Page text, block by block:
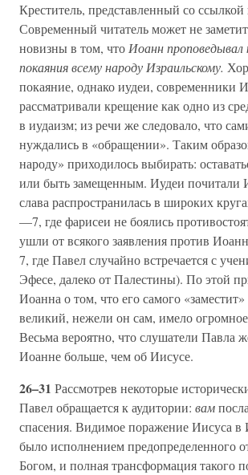
Креститель, представленный со
Современный читатель может не
новизны в том, что Иоанн проповедывал
покаяния всему народу Израильскому.
покаяние, однако иудеи, современники
рассматривали крещение как одно из
в иудаизм; из речи же следовало, что
нуждались в «обращении». Таким
народу» приходилось выбирать:
или быть замещенным. Иудеи почитали
слава распространилась в широких
—7, где фарисеи не боялись
ушли от всякого заявления против
7, где Павел случайно встречается с
Эфесе, далеко от Палестины). По этой
Иоанна о том, что его самого «заместит»
великий, нежели он сам, имело огромное
Весьма вероятно, что слушатели Павла
Иоанне больше, чем об Иисусе.
26–31 Рассмотрев некоторые
Павел обращается к аудитории: вам
спасения. Видимое поражение Иисуса в
было исполнением предопределенного
Богом, и полная трансформация такого